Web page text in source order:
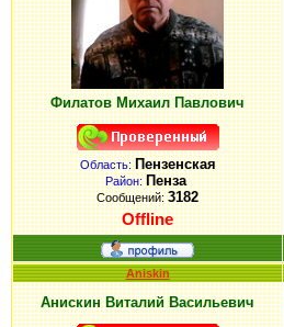
Филатов Михаил Павлович
Область:Пензенская
Район: Пенза
Сообщений:3182
Offline
Aniskin
Анискин Виталий Васильевич